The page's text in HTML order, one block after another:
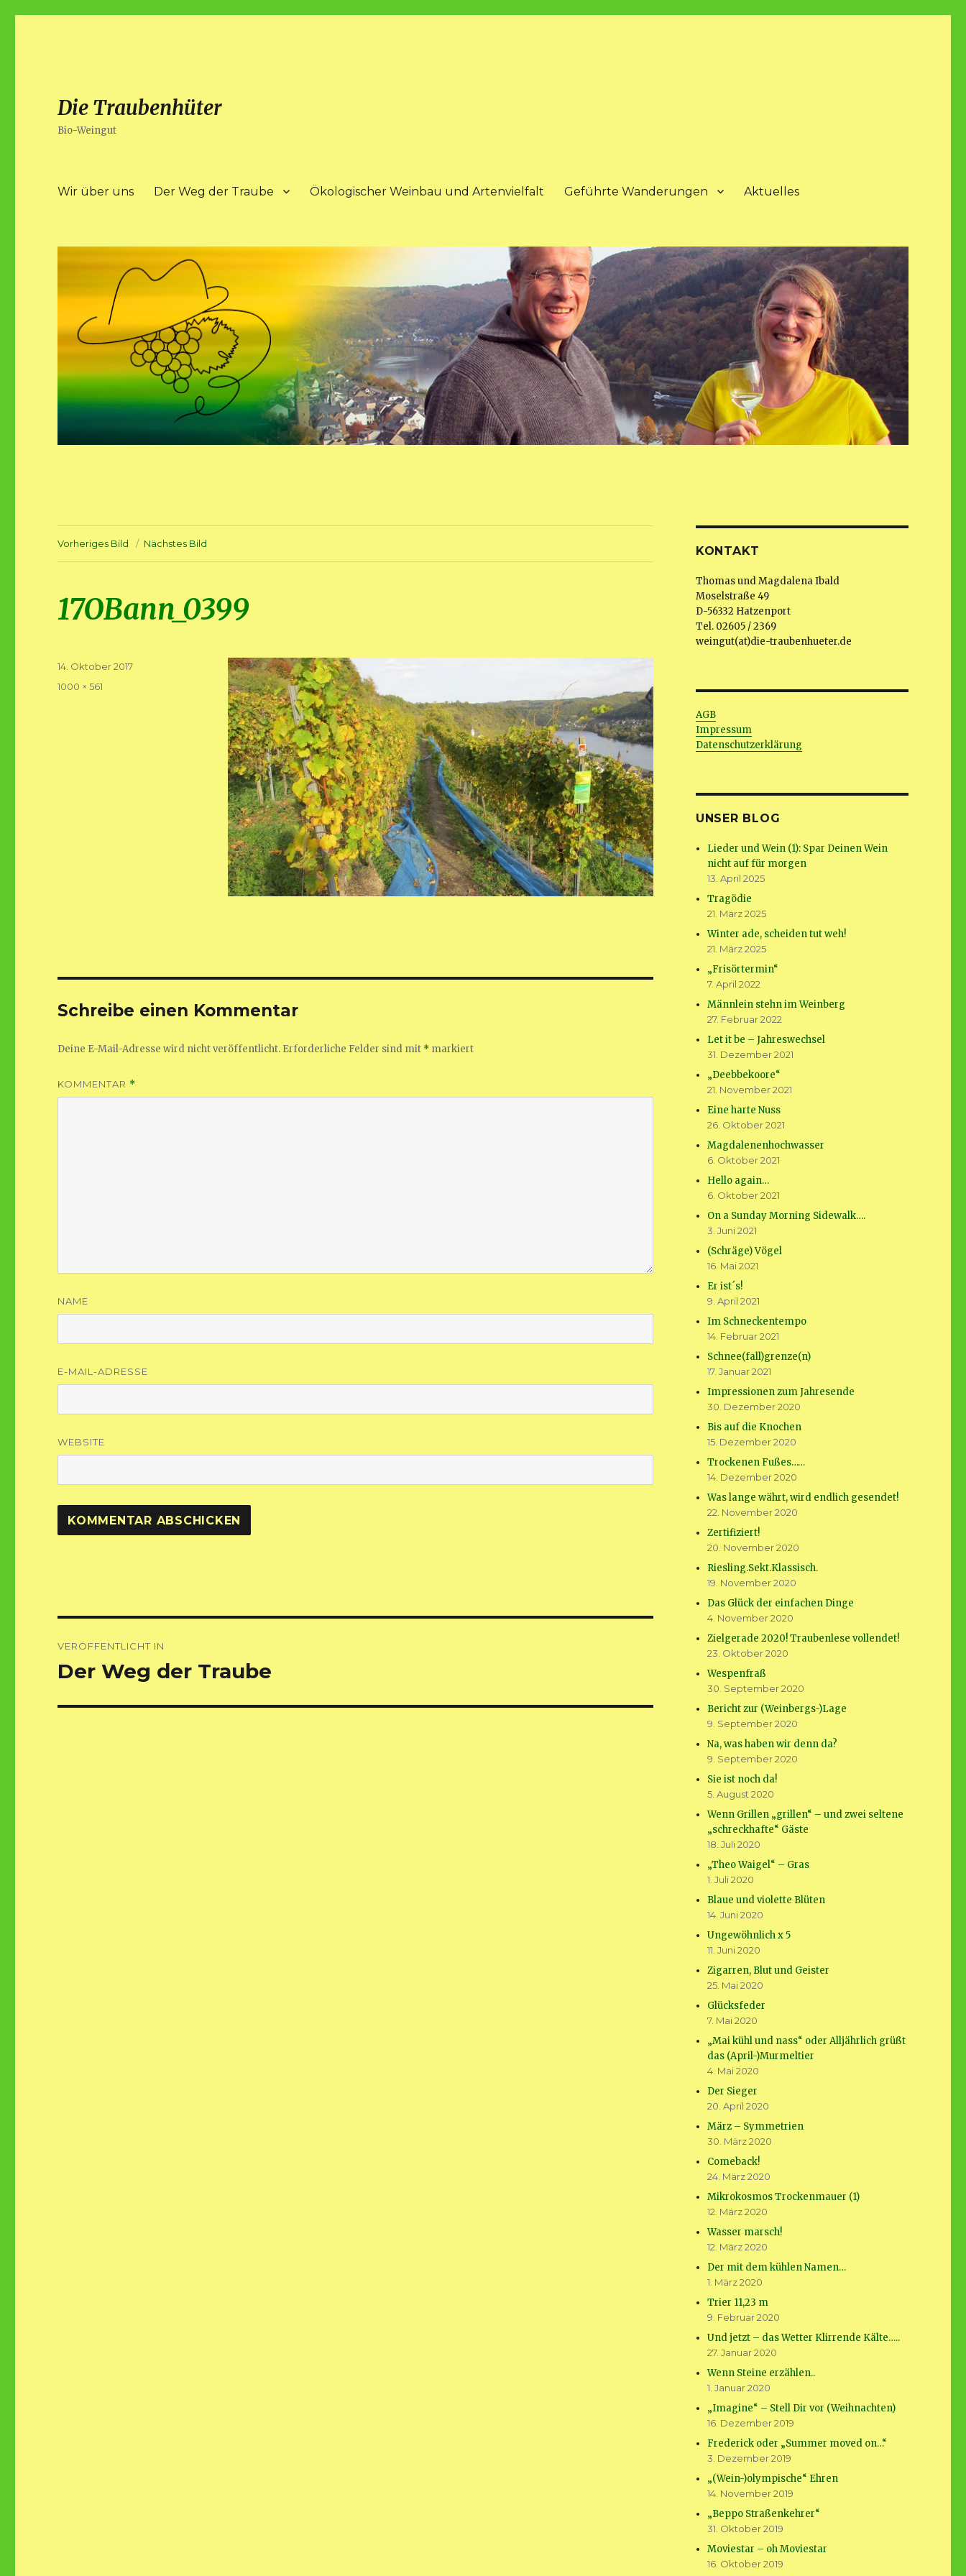
Die Traubenhüter
Bio-Weingut
Wir über uns Der Weg der Traube Ökologischer Weinbau und Artenvielfalt Geführte Wanderungen Aktuelles
Vorheriges Bild Nächstes Bild
17OBann_0399
Veröffentlicht
14. Oktober 2017
Volle
1000 × 561
Schreibe einen Kommentar
Deine E-Mail-Adresse wird nicht veröffentlicht. Erforderliche Felder sind mit * markiert
KOMMENTAR *
NAME
E-MAIL-ADRESSE
WEBSITE
VERÖFFENTLICHT IN
Der Weg der Traube
KONTAKT
Thomas und Magdalena Ibald
Moselstraße 49
D-56332 Hatzenport
Tel. 02605 / 2369
weingut(at)die-traubenhueter.de
AGB
Impressum
Datenschutzerklärung
UNSER BLOG
Lieder und Wein (1): Spar Deinen Wein
nicht auf für morgen
13. April 2025
Tragödie
21. März 2025
Winter ade, scheiden tut weh!
21. März 2025
„Frisörtermin“
7. April 2022
Männlein stehn im Weinberg
27. Februar 2022
Let it be – Jahreswechsel
31. Dezember 2021
„Deebbekoore“
21. November 2021
Eine harte Nuss
26. Oktober 2021
Magdalenenhochwasser
6. Oktober 2021
Hello again…
6. Oktober 2021
On a Sunday Morning Sidewalk….
3. Juni 2021
(Schräge) Vögel
16. Mai 2021
Er ist´s!
9. April 2021
Im Schneckentempo
14. Februar 2021
Schnee(fall)grenze(n)
17. Januar 2021
Impressionen zum Jahresende
30. Dezember 2020
Bis auf die Knochen
15. Dezember 2020
Trockenen Fußes……
14. Dezember 2020
Was lange währt, wird endlich gesendet!
22. November 2020
Zertifiziert!
20. November 2020
Riesling.Sekt.Klassisch.
19. November 2020
Das Glück der einfachen Dinge
4. November 2020
Zielgerade 2020! Traubenlese vollendet!
23. Oktober 2020
Wespenfraß
30. September 2020
Bericht zur (Weinbergs-)Lage
9. September 2020
Na, was haben wir denn da?
9. September 2020
Sie ist noch da!
5. August 2020
Wenn Grillen „grillen“ – und zwei seltene
„schreckhafte“ Gäste
18. Juli 2020
„Theo Waigel“ – Gras
1. Juli 2020
Blaue und violette Blüten
14. Juni 2020
Ungewöhnlich x 5
11. Juni 2020
Zigarren, Blut und Geister
25. Mai 2020
Glücksfeder
7. Mai 2020
„Mai kühl und nass“ oder Alljährlich grüßt
das (April-)Murmeltier
4. Mai 2020
Der Sieger
20. April 2020
März – Symmetrien
30. März 2020
Comeback!
24. März 2020
Mikrokosmos Trockenmauer (1)
12. März 2020
Wasser marsch!
12. März 2020
Der mit dem kühlen Namen…
1. März 2020
Trier 11,23 m
9. Februar 2020
Und jetzt – das Wetter Klirrende Kälte…..
27. Januar 2020
Wenn Steine erzählen..
1. Januar 2020
„Imagine“ – Stell Dir vor (Weihnachten)
16. Dezember 2019
Frederick oder „Summer moved on…“
3. Dezember 2019
„(Wein-)olympische“ Ehren
14. November 2019
„Beppo Straßenkehrer“
31. Oktober 2019
Moviestar – oh Moviestar
16. Oktober 2019